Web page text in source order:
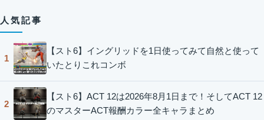
人気記事
1
【スト6】イングリッドを1日使ってみて自然と使って
いたとりこれコンボ
2
【スト6】ACT 12は2026年8月1日まで！そしてACT 12
のマスターACT報酬カラー全キャラまとめ